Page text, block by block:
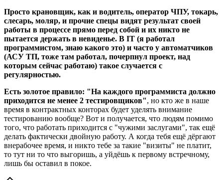
Просто крановщик, как и водитель, оператор ЧПУ, токарь,
слесарь, моляр, и прочие спецы видят результат своей
работы в процессе прямо перед собой и их никто не
пытается держать в невиденье. В IT (я работал
программистом, знаю какого это) и часто у автоматчиков
(АСУ ТП, тоже там работал, почерпнул проект, над
которым сейчас работаю) такое случается с
регулярностью.
Есть золотое правило: "На каждого программиста должно
приходится не менее 2 тестировщиков", но кто же в наше
время в контрактных конторах будет уделять внимание
тестированию вообще? Вот и получается, что людям помимо
того, что работать приходится с "чужими заслугами", так ещё
делать фактически двойную работу. А когда тебя ещё дёргают
внерабочее время, и никто тебе за такие "визиты" не платит,
то тут ни то что выгоришь, а уйдёшь к первому встречному,
лишь бы оставил в покое.